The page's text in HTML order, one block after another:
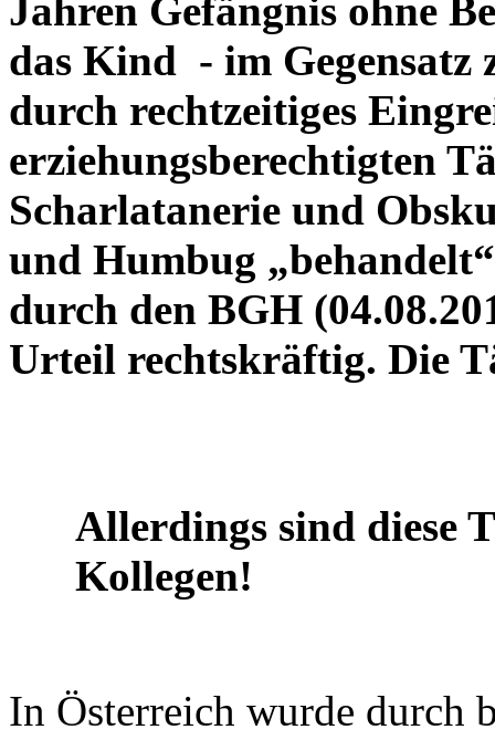
Jahren Gefängnis ohne
das Kind - im
durch rechtzeitiges
erziehungsberechtigten
Scharlatanerie und
und Humbug
durch den BGH
Urteil rechtskräftig. Die
Allerdings sind diese
Kollegen!
In Österreich wurde durch